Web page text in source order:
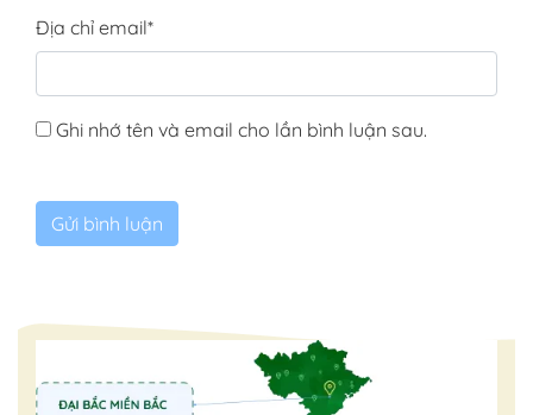
Địa chỉ email*
Ghi nhớ tên và email cho lần bình luận sau.